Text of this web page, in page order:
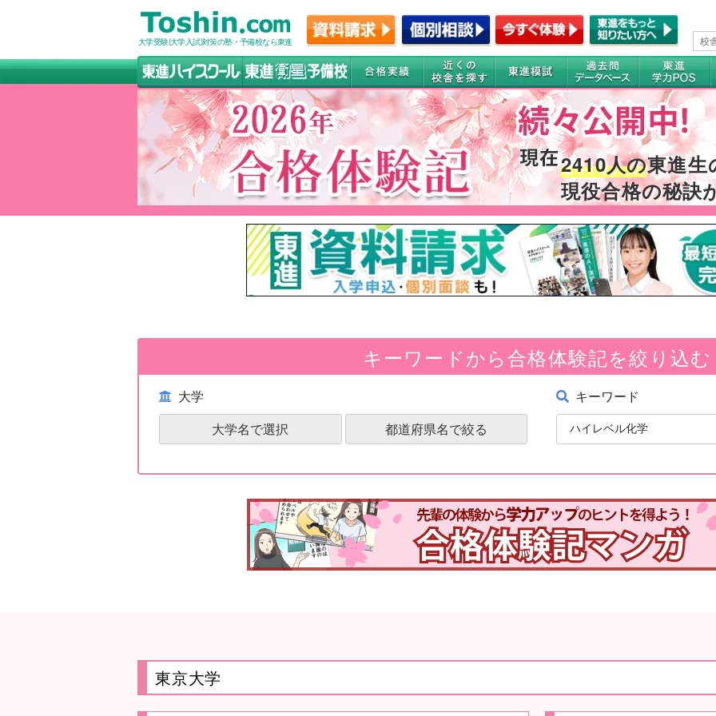
大学受験(大学入試)対策の塾・予備校なら東進
2410人の東進生
現役合格の秘訣
キーワードから合格体験記を絞り込む
大学
大学名で選択
都道府県名で絞る
キーワード
東京大学